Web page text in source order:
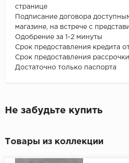
странице
Подписание договора
магазине, на встрече с
Одобрение за 1-2 минуты
Срок предоставления кредита
Срок предоставления
Достаточно только паспорта
Не забудьте купить
Товары из коллекции